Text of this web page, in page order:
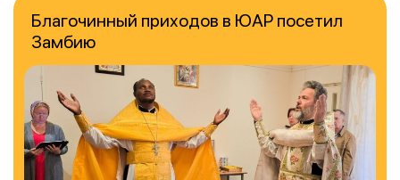
Благочинный приходов в ЮАР посетил
Замбию